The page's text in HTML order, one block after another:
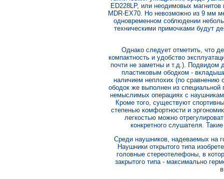
ED228LP, или неодимовых
MDR-EX70. Но невозможно из 9 мм
одновременном соблюдении
техническими примочками будут
Однако следует отметить, что
компактность и удобство
почти не заметны и т.д.). Подвидом
пластиковым ободком -
наличием неплохих (по сравнению
ободок же выполнен из
немыслимых операциях с
Кроме того, существуют
степенью комфортности и
легкостью можно
конкретного слушателя.
Среди наушников, надеваемых на
Наушники открытого типа
головные стереотелефоны, в
закрытого типа - максимально